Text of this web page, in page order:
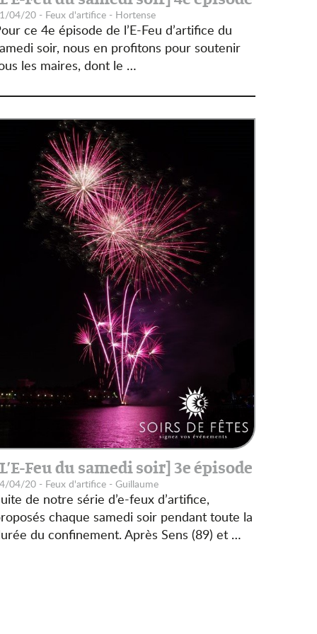
04/20 - Feux d'artifice - Hortense
ce 4e épisode de l’E-Feu d’artifice du
soir, nous en profitons pour soutenir
les maires, dont le …
[L’E-Feu du samedi soir] 3e épisode
04/20 - Feux d'artifice - Guillaume
de notre série d’e-feux d’artifice,
chaque samedi soir pendant toute la
du confinement. Après Sens (89) et …